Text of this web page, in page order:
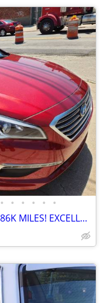
• • • • • •
2015 HYUNDAI SONATA SE....ONLY 86K MILES! EXCELLENT CONDITION!